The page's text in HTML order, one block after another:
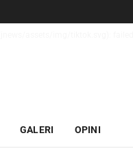
GALERI OPINI